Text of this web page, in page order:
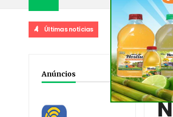
Últimas notícias
Anúncios